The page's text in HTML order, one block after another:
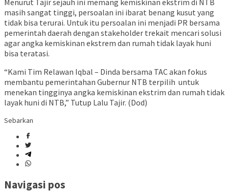
masih sangat tinggi, persoalan ini ibarat benang kusut yang
tidak bisa terurai. Untuk itu persoalan ini menjadi PR bersama
pemerintah daerah dengan stakeholder trekait mencari solusi
agar angka kemiskinan ekstrem dan rumah tidak layak huni
bisa teratasi.
“Kami Tim Relawan Iqbal – Dinda bersama TAC akan fokus
membantu pemerintahan Gubernur NTB terpilih untuk
menekan tingginya angka kemiskinan ekstrim dan rumah tidak
layak huni di NTB,” Tutup Lalu Tajir. (Dod)
Sebarkan
Navigasi pos